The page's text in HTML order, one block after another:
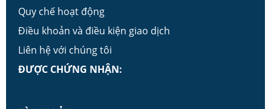
Quy chế hoạt động
Điều khoản và điều kiện giao dịch
Liên hệ với chúng tôi
ĐƯỢC CHỨNG NHẬN: